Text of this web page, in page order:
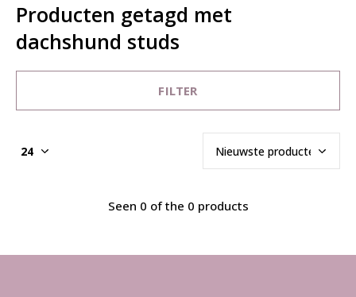
Producten getagd met
dachshund studs
FILTER
Seen 0 of the 0 products